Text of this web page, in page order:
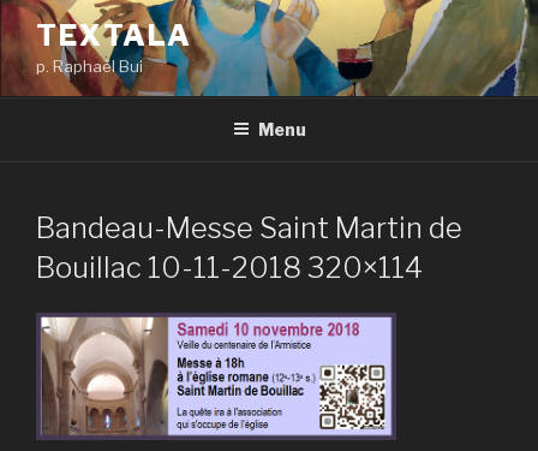
Aller
au
contenu
principal
TEXTALA
p. Raphaël Bui
Menu
Bandeau-Messe Saint Martin de
Bouillac 10-11-2018 320×114